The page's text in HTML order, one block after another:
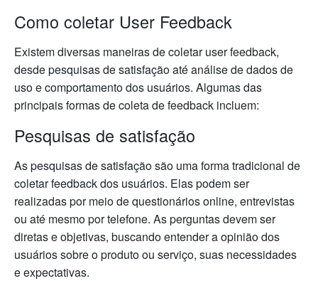
Como coletar User Feedback
Existem diversas maneiras de coletar user feedback,
desde pesquisas de satisfação até análise de dados de
uso e comportamento dos usuários. Algumas das
principais formas de coleta de feedback incluem:
Pesquisas de satisfação
As pesquisas de satisfação são uma forma tradicional de
coletar feedback dos usuários. Elas podem ser
realizadas por meio de questionários online, entrevistas
ou até mesmo por telefone. As perguntas devem ser
diretas e objetivas, buscando entender a opinião dos
usuários sobre o produto ou serviço, suas necessidades
e expectativas.